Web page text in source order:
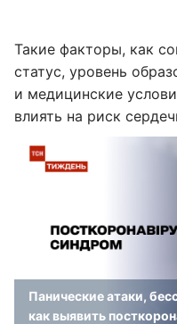
Такие факторы, как
статус, уровень
и медицинские
влиять на риск
Панические атаки,
как выявить